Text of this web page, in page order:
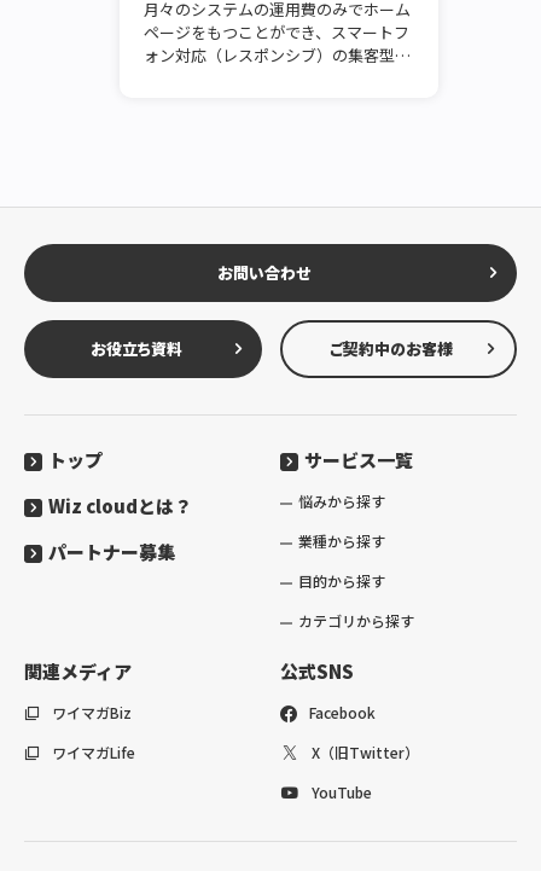
月々のシステムの運用費のみでホーム
ページをもつことができ、スマートフ
ォン対応（レスポンシブ）の集客型ホ
お問い合わせ
お役立ち資料 ご契約中のお客様
トップ サービス一覧
悩みから探す
業種から探す
目的から探す
カテゴリから探す
Wiz cloudとは？
パートナー募集
関連メディア
ワイマガBiz
ワイマガLife
公式SNS
Facebook
X（旧Twitter）
YouTube